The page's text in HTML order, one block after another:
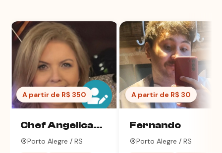
A partir de R$ 350
Chef Angelica
Costa
Porto Alegre / RS
A partir de R$ 30
Fernando
Porto Alegre / RS